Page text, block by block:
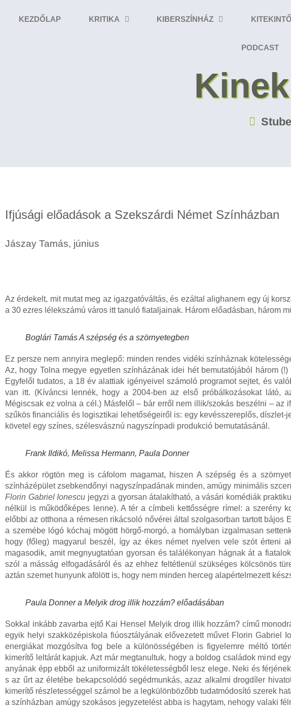
KEZDŐLAP KRITIKA KIBERSZÍNHÁZ KITEKINTŐ
PODCAST
Ifjúsági előadások a Szekszárdi Német Színházban
Jászay Tamás, június
Az érdekelt, mit mutat meg az igazgatóváltás, és ezáltal alighanem egy új
a 30 ezres lélekszámú város itt tanuló fiataljainak. Három előadásban, három
Boglári Tamás A szépség és a szörnyetegben
Ez persze nem annyira meglepő: minden rendes vidéki színháznak
Az, hogy Tolna megye egyetlen színházának idei hét bemutatójából három
Egyfelől tudatos, a 18 év alattiak igényeivel számoló programot sejtet, és
van itt. (Kíváncsi lennék, hogy a 2004-ben az első próbálkozásokat látó,
Mégiscsak ez volna a cél.) Másfelől – bár erről nem illik/szokás beszélni – az
szűkös financiális és logisztikai lehetőségeiről is: egy kevésszereplős,
követel egy színes, szélesvásznú nagyszínpadi produkció bemutatásánál.
Frank Ildikó, Melissa Hermann, Paula Donner
És akkor rögtön meg is cáfolom magamat, hiszen A szépség és a
színházépület zsebkendőnyi nagyszínpadának minden, amúgy minimális
Florin Gabriel Ionescu jegyzi a gyorsan átalakítható, a vásári komédiák
nélkül is működőképes lenne). A tér a címbeli kettősségre rímel: a szerény
előbbi az otthona a rémesen rikácsoló nővérei által szolgasorban tartott bájos
a szemébe lógó kóchaj mögött hörgő-morgó, a homályban izgalmasan
hogy (főleg) magyarul beszél, így az ékes német nyelven vele szót érteni
magasodik, amit megnyugtatóan gyorsan és találékonyan hágnak át a
szól a másság elfogadásáról és az ehhez feltétlenül szükséges kölcsönös
aztán szemet hunyunk afölött is, hogy nem minden herceg alapértelmezett
Paula Donner a Melyik drog illik hozzám? előadásában
Sokkal inkább zavarba ejtő Kai Hensel Melyik drog illik hozzám? című
egyik helyi szakközépiskola fiúosztályának elővezetett művet Florin Gabriel
energiákat mozgósítva fog bele a különösségében is figyelemre méltó
kimerítő leltárát kapjuk. Azt már megtanultuk, hogy a boldog családok mind
anyának épp ebből az uniformizált tökéletességből lesz elege. Neki és
s az űrt az életébe bekapcsolódó segédmunkás, azaz alkalmi drogdíler
kimerítő részletességgel számol be a legkülönbözőbb tudatmódosító szerek
a színházban amúgy szokásos jegyzetelést abba is hagytam, nehogy valaki